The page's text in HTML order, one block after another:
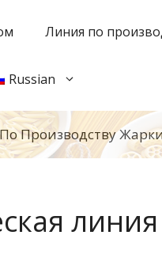
Линия по
Russian
Производству